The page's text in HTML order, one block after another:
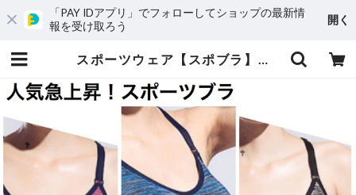
「PAY IDアプリ」でフォローしてショップの最新情
報を受け取ろう
開く
スポーツウェア【スポブラ】ヨガウェア S・Mサイズ(ブルー・ピンク・グレー) | uniBesion(ユニビジョン)